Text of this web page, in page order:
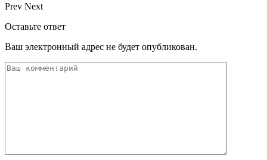
Prev Next
Оставьте ответ
Ваш электронный адрес не будет опубликован.